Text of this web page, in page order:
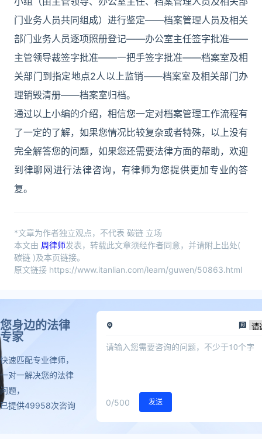
门业务人员共同组成）进行鉴定——档案管理人员及相关
部门业务人员逐项照册登记——办公室主任签字批准——
主管领导裁签字批准——一把手签字批准——档案室及相
关部门到指定地点2人以上监销——档案室及相关部门办
理销毁清册——档案室归档。
通过以上小编的介绍，相信您一定对档案管理工作流程有
了一定的了解，如果您情况比较复杂或者特殊，以上没有
完全解答您的问题，如果您还需要法律方面的帮助，欢迎
到律聊网进行法律咨询，有律师为您提供更加专业的答
复。
*文章为作者独立观点，不代表 碳链 立场
本文由 周律师发表，转载此文章须经作者同意，并请附上出处(
碳链 )及本页链接。
原文链接 https://www.itanlian.com/learn/guwen/50863.html
您身边的法律
专家
快速匹配专业律师，
一对一解决您的法律
问题，
已提供49958次咨询
0/500 发送